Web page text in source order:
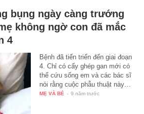
bụng ngày càng trướng
không ngờ con đã mắc
4
Bệnh đã tiến triển đến giai đoạn
4. Chỉ có cấy ghép gan mới có
thể cứu sống em và các bác sĩ
nói rằng cuộc phẫu thuật này…
MẸ VÀ BÉ - 9 năm trước